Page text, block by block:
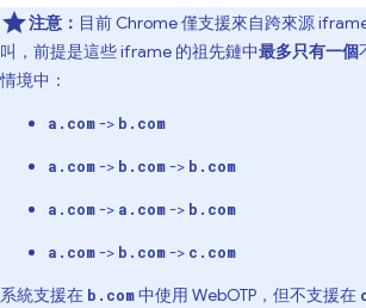
注意： 目前 Chrome 僅支援來自跨來源
叫，前提是這些 iframe 的祖先鏈中最多只有一個
情境中：
a.com-> b.com
a.com-> b.com-> b.com
a.com-> a.com-> b.com
a.com-> b.com-> c.com
系統支援在 b.com中使用 WebOTP，但不支援在